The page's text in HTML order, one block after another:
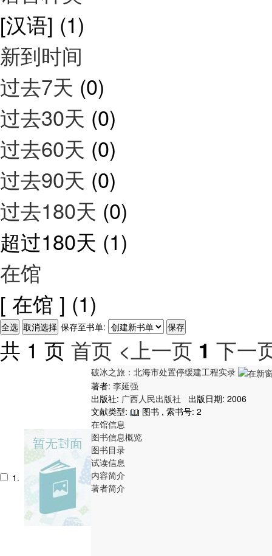
[汉语] (1)
新到时间
过去7天 (0)
过去30天 (0)
过去60天 (0)
过去90天 (0)
过去180天 (0)
超过180天 (1)
在馆
[ 在馆 ] (1)
保存至书单:
共 1 页 首页 <上一页 1 下一
1.
破冰之旅：北海市处置停缓建工程实录
著者: 李延强
出版社: 广西人民出版社
出版日期: 2006
文献类型:
图书 , 索书号: 2
在馆信息
图书信息概览
图书目录
试读信息
内容简介
著者简介